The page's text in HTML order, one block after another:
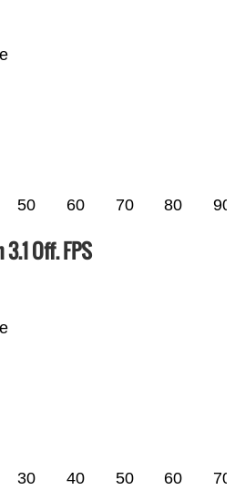
50 60 70 80 90
Off. FPS
30 40 50 60 70